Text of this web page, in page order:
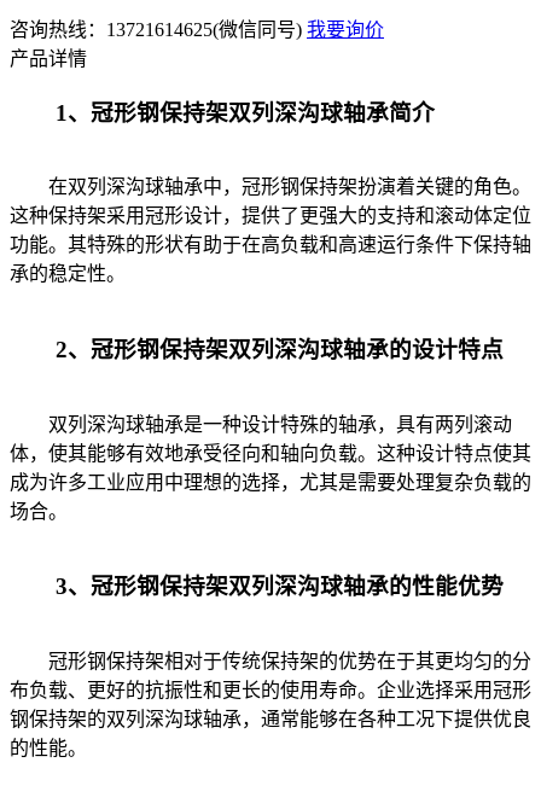
咨询热线：13721614625(微信同号) 我要询价
产品详情
1、冠形钢保持架双列深沟球轴承简介
在双列深沟球轴承中，冠形钢保持架扮演着关键的角色。
这种保持架采用冠形设计，提供了更强大的支持和滚动体定位
功能。其特殊的形状有助于在高负载和高速运行条件下保持轴
承的稳定性。
2、冠形钢保持架双列深沟球轴承的设计特点
双列深沟球轴承是一种设计特殊的轴承，具有两列滚动
体，使其能够有效地承受径向和轴向负载。这种设计特点使其
成为许多工业应用中理想的选择，尤其是需要处理复杂负载的
场合。
3、冠形钢保持架双列深沟球轴承的性能优势
冠形钢保持架相对于传统保持架的优势在于其更均匀的分
布负载、更好的抗振性和更长的使用寿命。企业选择采用冠形
钢保持架的双列深沟球轴承，通常能够在各种工况下提供优良
的性能。